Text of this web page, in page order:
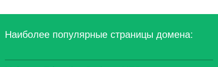
Наиболее популярные страницы домена: